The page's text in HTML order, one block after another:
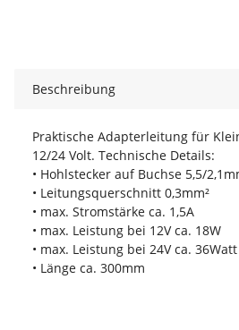
Beschreibung
Praktische Adapterleitung für
12/24 Volt. Technische Details:
• Hohlstecker auf Buchse 5,5/
• Leitungsquerschnitt 0,3mm²
• max. Stromstärke ca. 1,5A
• max. Leistung bei 12V ca. 18W
• max. Leistung bei 24V ca. 36Watt
• Länge ca. 300mm